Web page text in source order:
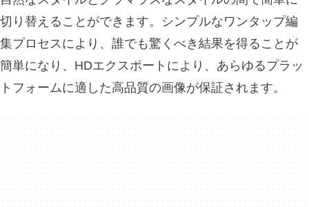
切り替えることができます。シンプルなワンタップ編
集プロセスにより、誰でも驚くべき結果を得ることが
簡単になり、HDエクスポートにより、あらゆるプラッ
トフォームに適した高品質の画像が保証されます。